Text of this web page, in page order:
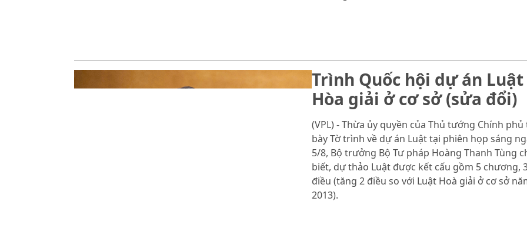
Trình Quốc hội dự án Luật
Hòa giải ở cơ sở (sửa đổi)
(VPL) - Thừa ủy quyền của Thủ tướng Chính
bày Tờ trình về dự án Luật tại phiên họp sáng
5/8, Bộ trưởng Bộ Tư pháp Hoàng Thanh Tùng
biết, dự thảo Luật được kết cấu gồm 5 chương,
điều (tăng 2 điều so với Luật Hoà giải ở cơ sở
2013).